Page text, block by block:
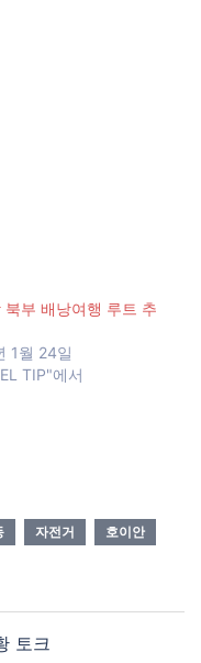
북부 배낭여행 루트 추
1월 24일
TIP"에서
자전거 호이안
토크